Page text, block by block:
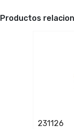
Productos
231126